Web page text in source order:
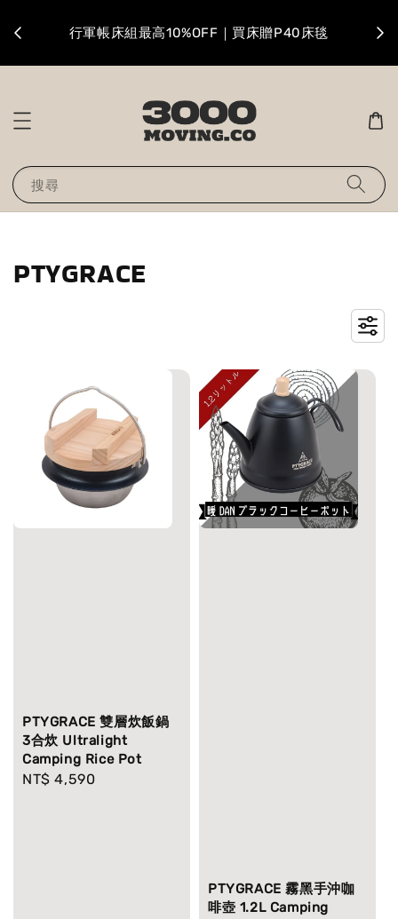
行軍帳床組最高10%OFF｜買床贈P40床毯
搜尋
PTYGRACE
PTYGRACE 雙層炊飯鍋
3合炊 Ultralight
Camping Rice Pot
Regular
NT$ 4,590
PTYGRACE 霧黑手沖咖
啡壺 1.2L Camping